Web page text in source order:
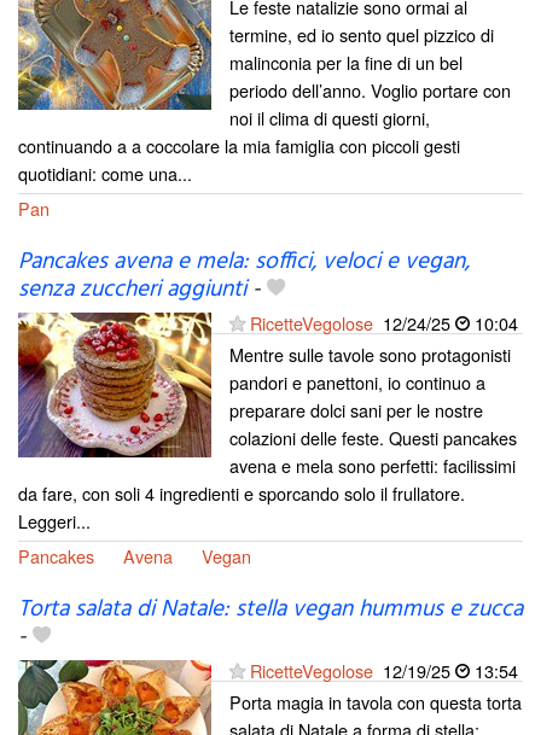
Le feste natalizie sono ormai al
termine, ed io sento quel pizzico di
malinconia per la fine di un bel
periodo dell’anno. Voglio portare con
noi il clima di questi giorni,
continuando a a coccolare la mia famiglia con piccoli gesti
quotidiani: come una...
Pan
Pancakes avena e mela: soffici, veloci e vegan,
senza zuccheri aggiunti-
RicetteVegolose 12/24/25
10:04
Mentre sulle tavole sono protagonisti
pandori e panettoni, io continuo a
preparare dolci sani per le nostre
colazioni delle feste. Questi pancakes
avena e mela sono perfetti: facilissimi
da fare, con soli 4 ingredienti e sporcando solo il frullatore.
Leggeri...
Pancakes
Avena Vegan
Torta salata di Natale: stella vegan hummus e zucca
-
RicetteVegolose 12/19/25
13:54
Porta magia in tavola con questa torta
salata di Natale a forma di stella: